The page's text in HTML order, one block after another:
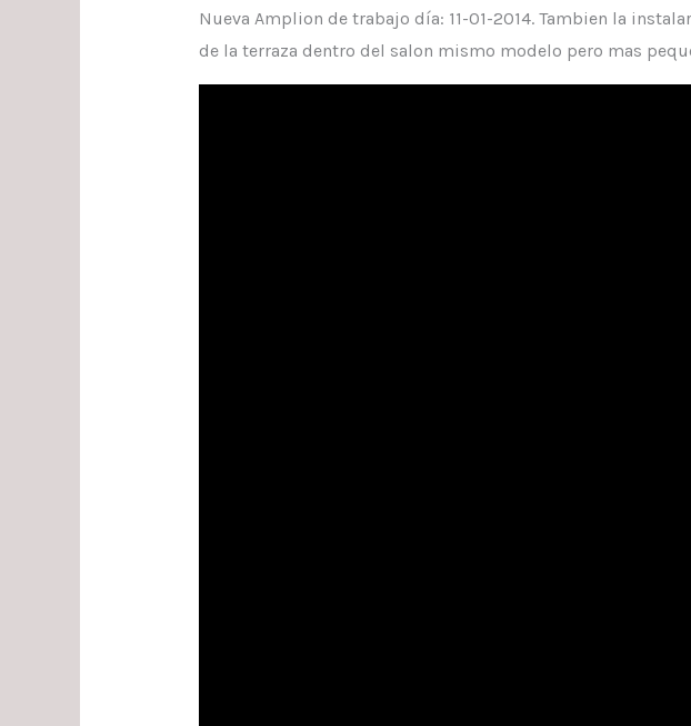
Nueva Amplion de trabajo día: 11-01-2014. Tambien la
de la terraza dentro del salon mismo modelo pero mas